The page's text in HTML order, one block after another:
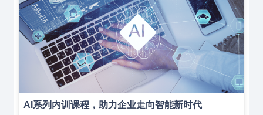
AI系列内训课程，助力企业走向智能新时代